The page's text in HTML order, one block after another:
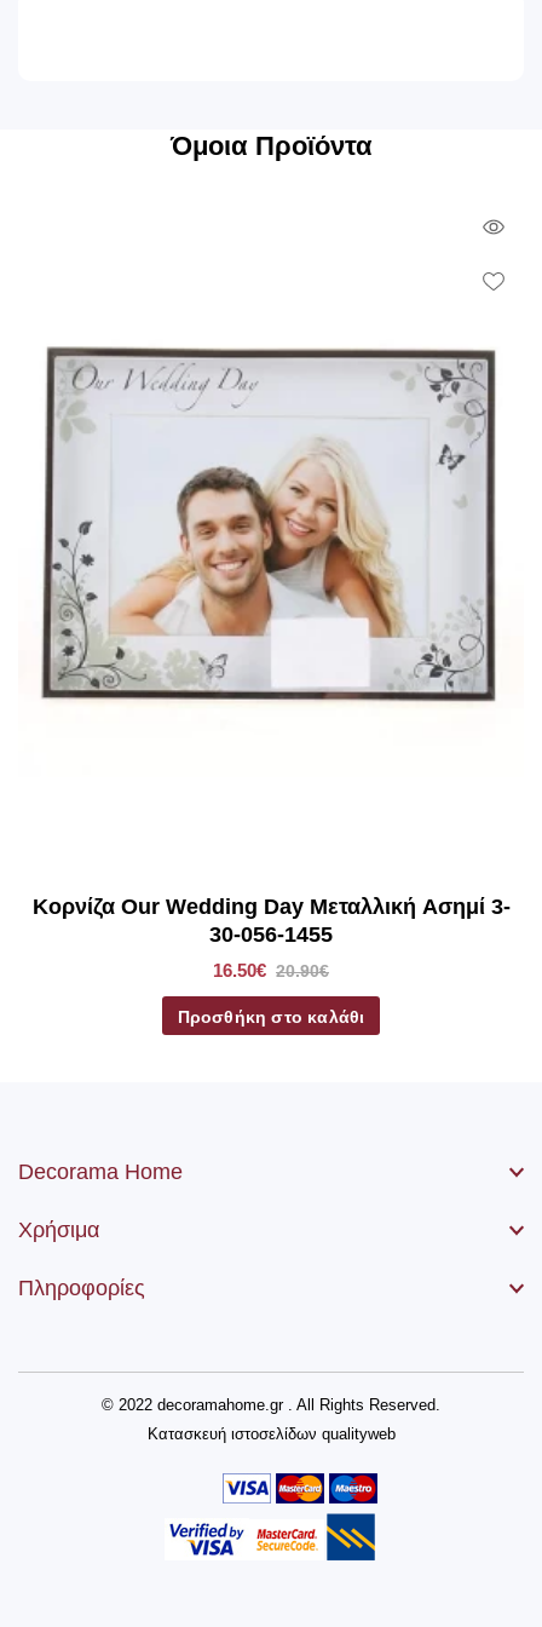
Όμοια Προϊόντα
Κορνίζα Our Wedding Day Μεταλλική Ασημί 3-
30-056-1455
16.50€ 20.90€
Προσθήκη στο καλάθι
Decorama Home
Χρήσιμα
Πληροφορίες
© 2022 decoramahome.gr . All Rights Reserved.
Κατασκευή ιστοσελίδων qualityweb